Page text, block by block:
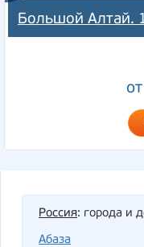
Большой Алтай.
Россия: города и
Абаза